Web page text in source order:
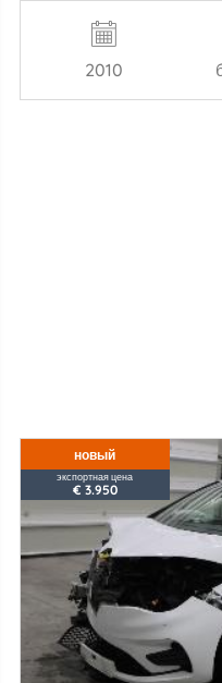
2010
новый
экспортная цена
€ 3.950